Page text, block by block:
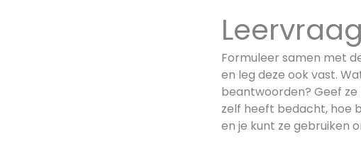
Formuleer samen met
en leg deze ook vast.
beantwoorden? Geef
zelf heeft bedacht, hoe
en je kunt ze gebruiken